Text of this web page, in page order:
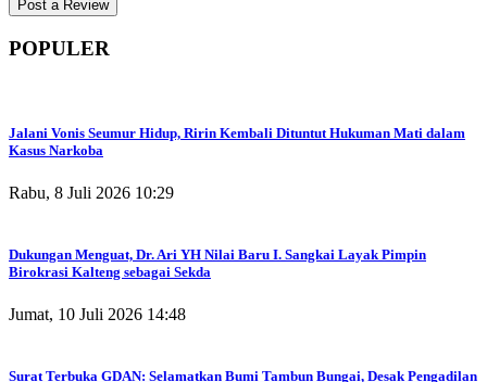
POPULER
Jalani Vonis Seumur Hidup, Ririn Kembali Dituntut Hukuman Mati dalam
Kasus Narkoba
Rabu, 8 Juli 2026 10:29
Dukungan Menguat, Dr. Ari YH Nilai Baru I. Sangkai Layak Pimpin
Birokrasi Kalteng sebagai Sekda
Jumat, 10 Juli 2026 14:48
Surat Terbuka GDAN: Selamatkan Bumi Tambun Bungai, Desak Pengadilan